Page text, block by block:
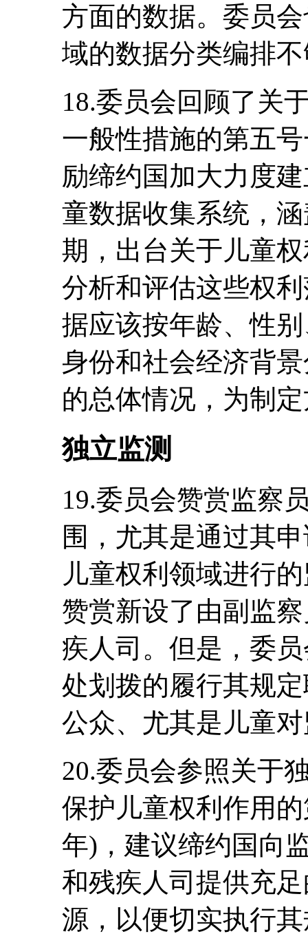
方面的数据。委员
域的数据分类编排
18.委员会回顾了关
一般性措施的第五
励缔约国加大力度
童数据收集系统，
期，出台关于儿童
分析和评估这些权
据应该按年龄、性
身份和社会经济背
的总体情况，为制
独立监测
19.委员会赞赏监察
围，尤其是通过其
儿童权利领域进行
赞赏新设了由副监
疾人司。但是，委
处划拨的履行其规
公众、尤其是儿童
20.委员会参照关于
保护儿童权利作用
年)，建议缔约国向
和残疾人司提供充
源，以便切实执行